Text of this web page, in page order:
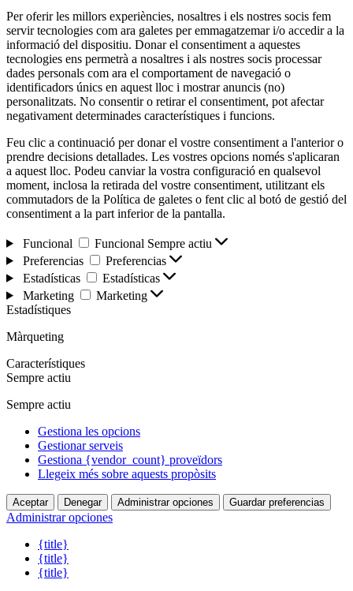
Per oferir les millors experiències, nosaltres i els nostres socis fem
servir tecnologies com ara galetes per emmagatzemar i/o accedir a la
informació del dispositiu. Donar el consentiment a aquestes
tecnologies ens permetrà a nosaltres i als nostres socis processar
dades personals com ara el comportament de navegació o
identificadors únics en aquest lloc i mostrar anuncis (no)
personalitzats. No consentir o retirar el consentiment, pot afectar
negativament determinades característiques i funcions.
Feu clic a continuació per donar el vostre consentiment a l'anterior o
prendre decisions detallades. Les vostres opcions només s'aplicaran
a aquest lloc. Podeu canviar la vostra configuració en qualsevol
moment, inclosa la retirada del vostre consentiment, utilitzant els
commutadors de la Política de galetes o fent clic al botó de gestió del
consentiment a la part inferior de la pantalla.
Funcional Funcional Sempre actiu
Preferencias
Preferencias
Estadísticas
Estadísticas
Marketing
Marketing
Estadístiques
Màrqueting
Característiques
Sempre actiu
Sempre actiu
Gestiona les opcions
Gestionar serveis
Gestiona {vendor_count} proveïdors
Llegeix més sobre aquests propòsits
Aceptar Denegar Administrar opciones Guardar preferencias
Administrar opciones
{title}
{title}
{title}